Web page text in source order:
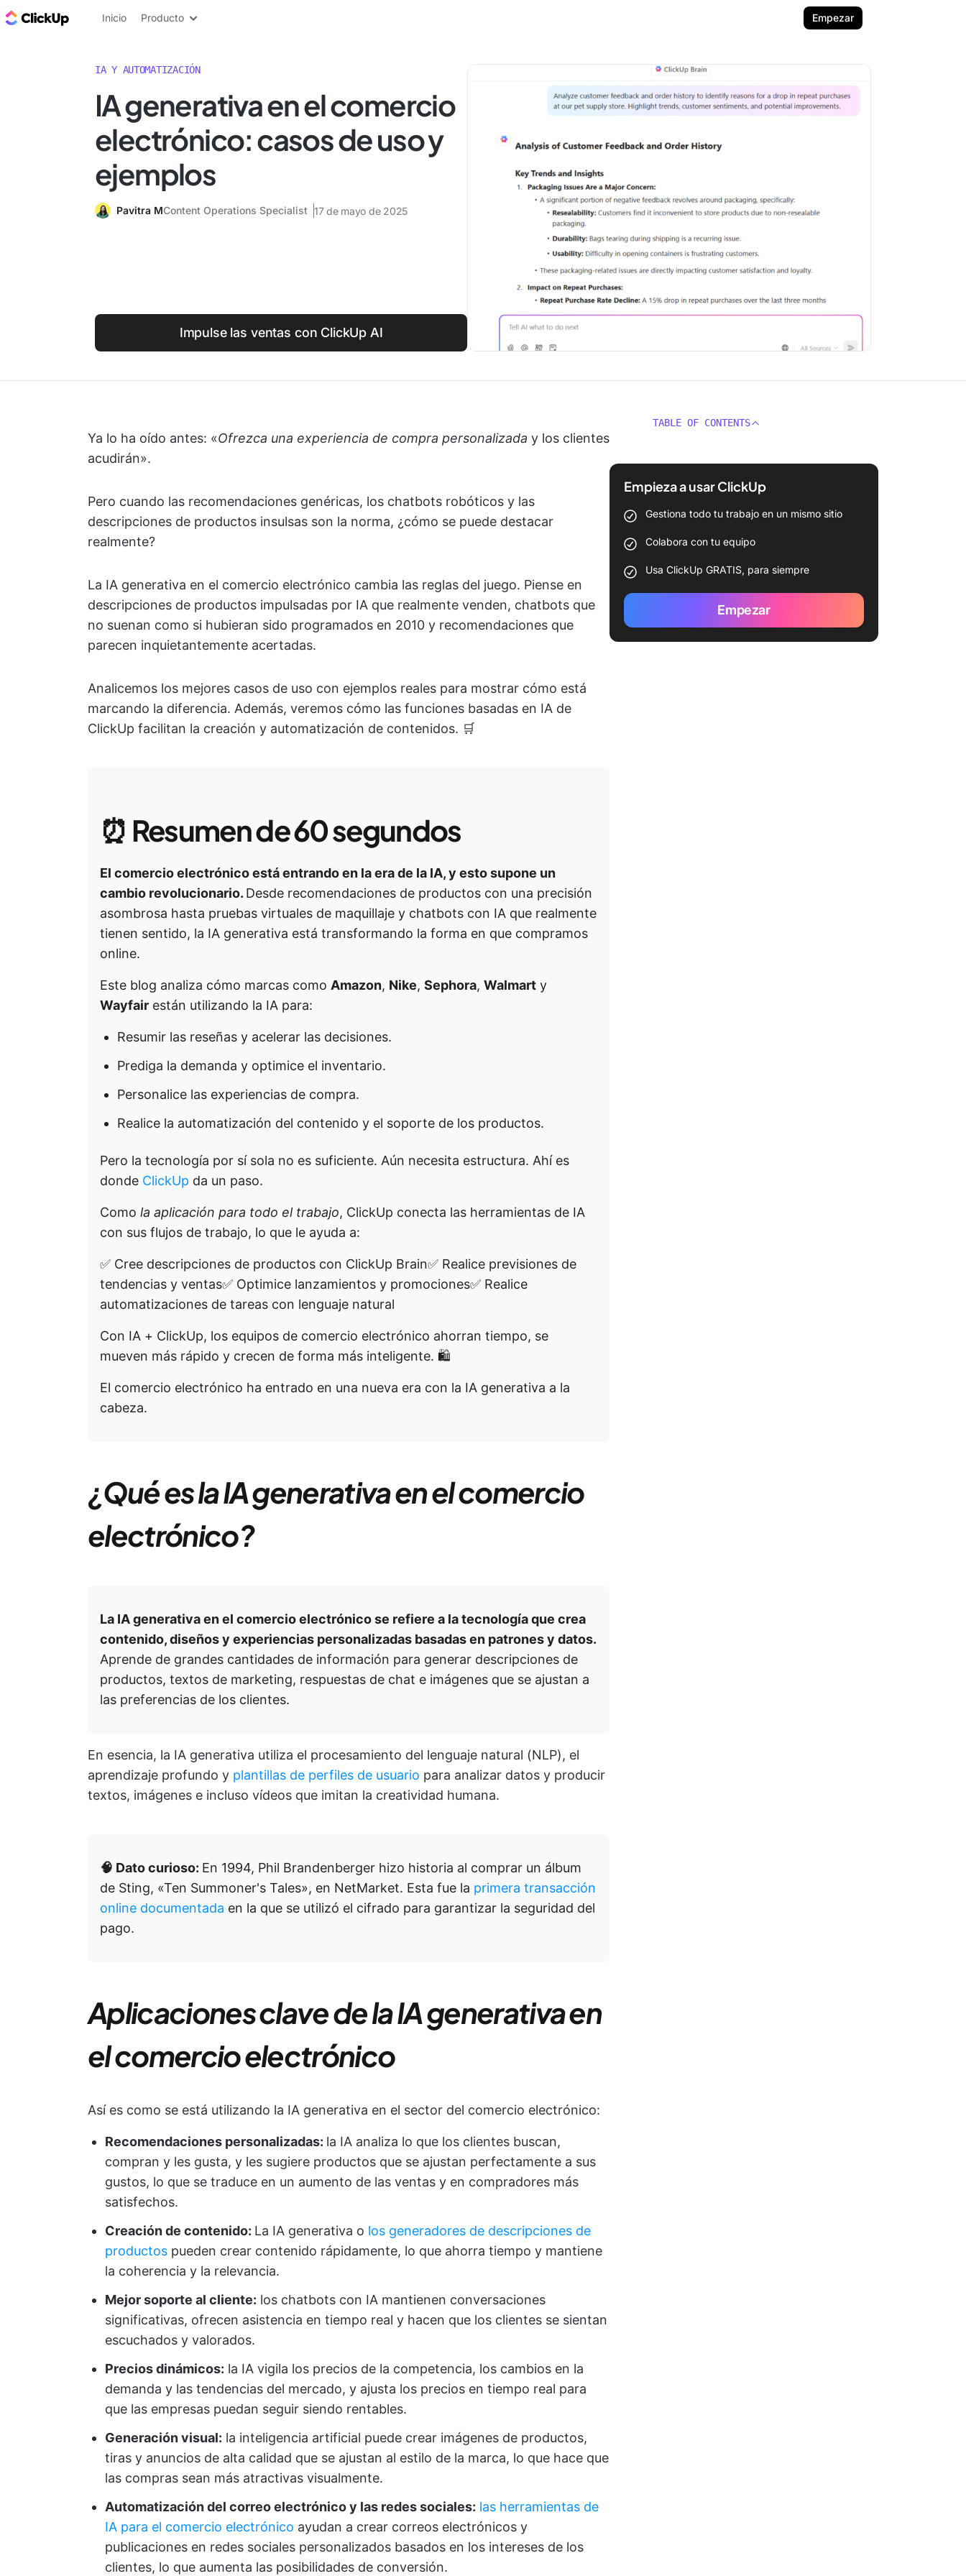
ClickUp Blog
Inicio Producto Empezar
IA Y AUTOMATIZACIÓN
IA generativa en el comercio
electrónico: casos de uso y
ejemplos
Pavitra MContent Operations Specialist 17 de mayo de 2025
Impulse las ventas con ClickUp AI
Ya lo ha oído antes: «Ofrezca una experiencia de compra personalizada y los clientes
acudirán».
Pero cuando las recomendaciones genéricas, los chatbots robóticos y las
descripciones de productos insulsas son la norma, ¿cómo se puede destacar
realmente?
La IA generativa en el comercio electrónico cambia las reglas del juego. Piense en
descripciones de productos impulsadas por IA que realmente venden, chatbots que
no suenan como si hubieran sido programados en 2010 y recomendaciones que
parecen inquietantemente acertadas.
Analicemos los mejores casos de uso con ejemplos reales para mostrar cómo está
marcando la diferencia. Además, veremos cómo las funciones basadas en IA de
ClickUp facilitan la creación y automatización de contenidos. 🛒
⏰ Resumen de 60 segundos
El comercio electrónico está entrando en la era de la IA, y esto supone un
cambio revolucionario. Desde recomendaciones de productos con una precisión
asombrosa hasta pruebas virtuales de maquillaje y chatbots con IA que realmente
tienen sentido, la IA generativa está transformando la forma en que compramos
online.
Este blog analiza cómo marcas como Amazon, Nike, Sephora, Walmart y
Wayfair están utilizando la IA para:
Resumir las reseñas y acelerar las decisiones.
Prediga la demanda y optimice el inventario.
Personalice las experiencias de compra.
Realice la automatización del contenido y el soporte de los productos.
Pero la tecnología por sí sola no es suficiente. Aún necesita estructura. Ahí es
donde ClickUp da un paso.
Como la aplicación para todo el trabajo, ClickUp conecta las herramientas de IA
con sus flujos de trabajo, lo que le ayuda a:
✅ Cree descripciones de productos con ClickUp Brain✅ Realice previsiones de
tendencias y ventas✅ Optimice lanzamientos y promociones✅ Realice
automatizaciones de tareas con lenguaje natural
Con IA + ClickUp, los equipos de comercio electrónico ahorran tiempo, se
mueven más rápido y crecen de forma más inteligente. 🛍️
El comercio electrónico ha entrado en una nueva era con la IA generativa a la
cabeza.
¿Qué es la IA generativa en el comercio
electrónico?
La IA generativa en el comercio electrónico se refiere a la tecnología que crea
contenido, diseños y experiencias personalizadas basadas en patrones y datos.
Aprende de grandes cantidades de información para generar descripciones de
productos, textos de marketing, respuestas de chat e imágenes que se ajustan a
las preferencias de los clientes.
En esencia, la IA generativa utiliza el procesamiento del lenguaje natural (NLP), el
aprendizaje profundo y plantillas de perfiles de usuario para analizar datos y producir
textos, imágenes e incluso vídeos que imitan la creatividad humana.
🧠 Dato curioso: En 1994, Phil Brandenberger hizo historia al comprar un álbum
de Sting, «Ten Summoner's Tales», en NetMarket. Esta fue la primera transacción
online documentada en la que se utilizó el cifrado para garantizar la seguridad del
pago.
Aplicaciones clave de la IA generativa en
el comercio electrónico
Así es como se está utilizando la IA generativa en el sector del comercio electrónico:
Recomendaciones personalizadas: la IA analiza lo que los clientes buscan,
compran y les gusta, y les sugiere productos que se ajustan perfectamente a sus
gustos, lo que se traduce en un aumento de las ventas y en compradores más
satisfechos.
Creación de contenido: La IA generativa o los generadores de descripciones de
productos pueden crear contenido rápidamente, lo que ahorra tiempo y mantiene
la coherencia y la relevancia.
Mejor soporte al cliente: los chatbots con IA mantienen conversaciones
significativas, ofrecen asistencia en tiempo real y hacen que los clientes se sientan
escuchados y valorados.
Precios dinámicos: la IA vigila los precios de la competencia, los cambios en la
demanda y las tendencias del mercado, y ajusta los precios en tiempo real para
que las empresas puedan seguir siendo rentables.
Generación visual: la inteligencia artificial puede crear imágenes de productos,
tiras y anuncios de alta calidad que se ajustan al estilo de la marca, lo que hace que
las compras sean más atractivas visualmente.
Automatización del correo electrónico y las redes sociales: las herramientas de
IA para el comercio electrónico ayudan a crear correos electrónicos y
publicaciones en redes sociales personalizados basados en los intereses de los
clientes, lo que aumenta las posibilidades de conversión.
TABLE OF CONTENTS
Empieza a usar ClickUp
Gestiona todo tu trabajo en un mismo sitio
Colabora con tu equipo
Usa ClickUp GRATIS, para siempre
Empezar